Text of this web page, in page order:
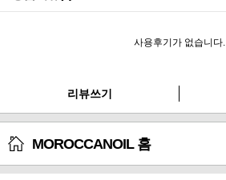
사용후기가 없습니다.
리뷰쓰기
MOROCCANOIL 홈